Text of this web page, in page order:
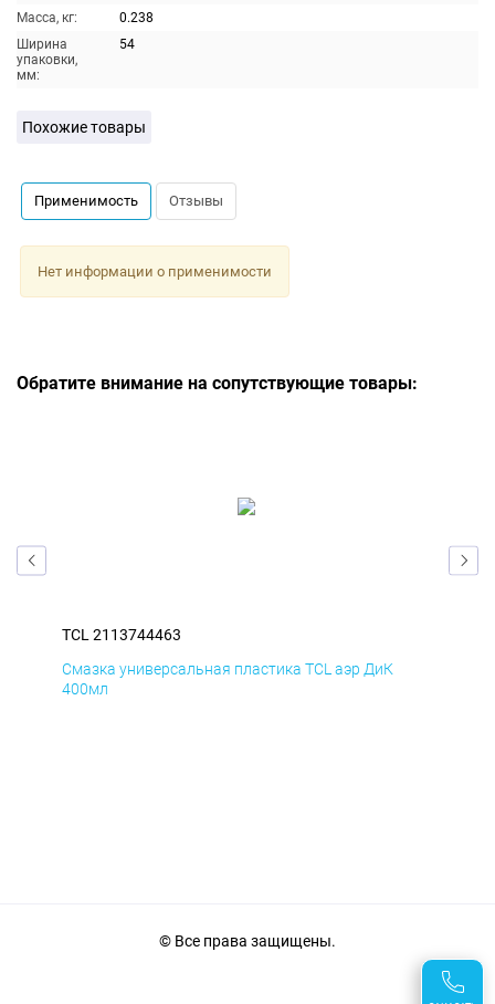
Масса, кг:
0.238
Ширина
упаковки,
мм:
54
Похожие товары
Применимость Отзывы
Нет информации о применимости
Обратите внимание на сопутствующие товары:
TCL 2113744463
Смазка универсальная пластика TCL аэр ДиК
400мл
© Все права защищены.